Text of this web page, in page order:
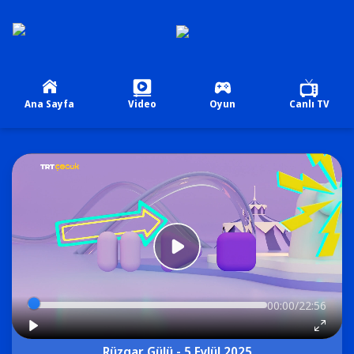
Ana Sayfa Video Oyun Canlı TV
00:00/22:56